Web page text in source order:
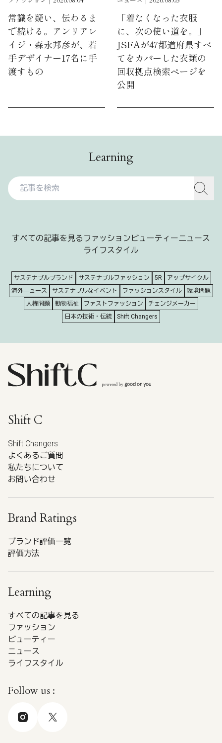
常識を疑い、伝わるま
で続ける。アンリアレ
イジ・森永邦彦が、若
手デザイナー17名に手
渡すもの
「着なくなった衣服
に、次の使い道を。」
JSFAが47都道府県すべ
てをカバーした衣類の
回収拠点検索ページを
公開
Learning
すべての記事を見る ファッションビューティーニュース
ライフスタイル
サステナブルブランド サステナブルファッション 5R
アップサイクル
海外ニュース
サステナブルなイベント ファッションスタイル
環境問題
人権問題
動物福祉 ファストファッション
チェンジメーカー
日本の技術・伝統
Shift Changers
Shift C
Shift Changers
よくあるご質問
私たちについて
お問い合わせ
Brand Ratings
ブランド評価一覧
評価方法
Learning
すべての記事を見る
ファッション
ビューティー
ニュース
ライフスタイル
Follow us :